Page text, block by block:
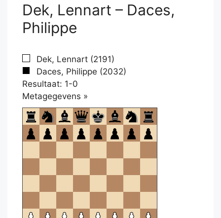
Dek, Lennart – Daces,
Philippe
Dek, Lennart (2191)
Daces, Philippe (2032)
Resultaat: 1-0
Metagegevens »
om
te
openen.